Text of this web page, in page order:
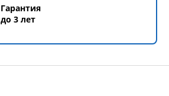
Гарантия
до 3 лет